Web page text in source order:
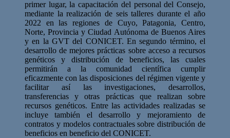
primer lugar, la capacitación del personal del Consejo,
mediante la realización de seis talleres durante el año
2022 en las regiones de Cuyo, Patagonia, Centro,
Norte, Provincia y Ciudad Autónoma de Buenos Aires
y en la GVT del CONICET. En segundo término, el
desarrollo de mejores prácticas sobre acceso a recursos
genéticos y distribución de beneficios, las cuales
permitirán a la comunidad científica cumplir
eficazmente con las disposiciones del régimen vigente y
facilitar así las investigaciones, desarrollos,
transferencias y otras prácticas que realizan sobre
recursos genéticos. Entre las actividades realizadas se
incluye también el desarrollo y mejoramiento de
contratos y modelos contractuales sobre distribución de
beneficios en beneficio del CONICET.